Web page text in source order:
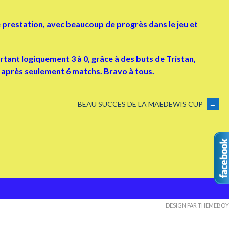
prestation, avec beaucoup de progrès dans le jeu et
logiquement 3 à 0, grâce à des buts de Tristan,
seulement 6 matchs. Bravo à tous.
BEAU SUCCES DE LA MAEDEWIS CUP →
DESIGN PAR THEMEBOY